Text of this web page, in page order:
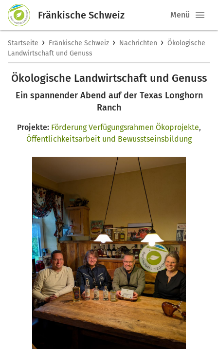
Fränkische Schweiz Menü
Startseite › Fränkische Schweiz › Nachrichten › Ökologische
Landwirtschaft und Genuss
Ökologische Landwirtschaft und Genuss
Ein spannender Abend auf der Texas Longhorn
Ranch
Projekte: Förderung Verfügungsrahmen Ökoprojekte,
Öffentlichkeitsarbeit und Bewusstseinsbildung